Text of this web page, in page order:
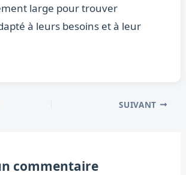
large pour trouver
à leurs besoins et à leur
SUIVANT
commentaire